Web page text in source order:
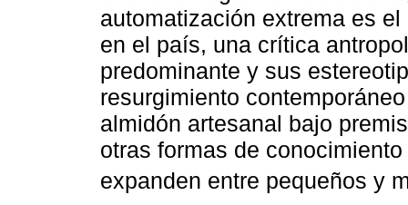
automatización extrema es
en el país, una crítica
predominante y sus
resurgimiento
almidón artesanal bajo
otras formas de
expanden entre pequeños y